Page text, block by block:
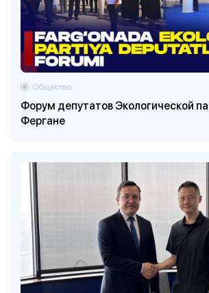
Форум депутатов Экологической
Фергане
Общество